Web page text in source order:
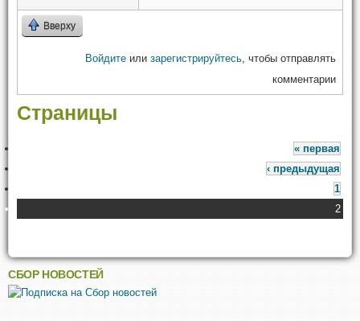
Вверху
Войдите или зарегистрируйтесь, чтобы отправлять
комментарии
Страницы
« первая
‹ предыдущая
1
2
СБОР НОВОСТЕЙ